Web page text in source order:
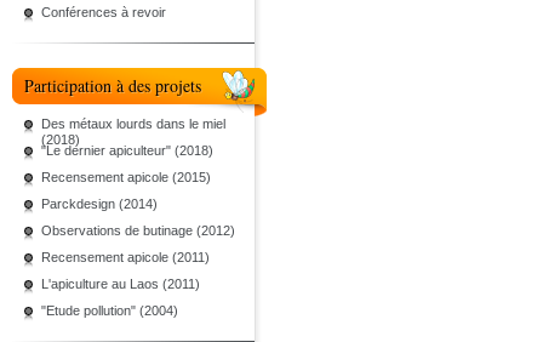
Conférences à revoir
Participation à des projets
Des métaux lourds dans le miel
(2018)
"Le dernier apiculteur" (2018)
Recensement apicole (2015)
Parckdesign (2014)
Observations de butinage (2012)
Recensement apicole (2011)
L'apiculture au Laos (2011)
"Etude pollution" (2004)